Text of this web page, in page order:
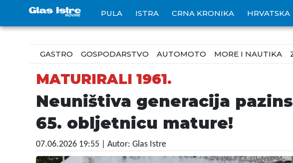
PULA ISTRA CRNA KRONIKA HRVATSKA
GASTRO GOSPODARSTVO AUTOMOTO MORE I NAUTIKA
MATURIRALI 1961.
Neuništiva generacija
65. obljetnicu mature!
07.06.2026 19:55 | Autor: Glas Istre